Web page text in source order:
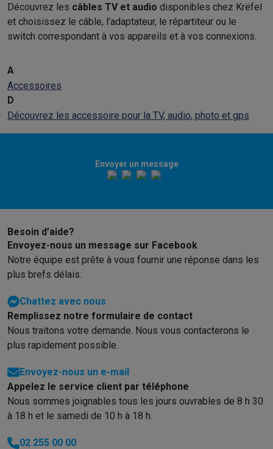
Découvrez les câbles TV et audio disponibles chez Krëfel
et choisissez le câble, l’adaptateur, le répartiteur ou le
switch correspondant à vos appareils et à vos connexions.
A
Accessoires
D
Découvrez les accessoire pour la TV, audio, photo et gps
Envoyer un message
Besoin d’aide?
Envoyez-nous un message sur Facebook
Notre équipe est prête à vous fournir une réponse dans les
plus brefs délais.
Chattez avec nous
Remplissez notre formulaire de contact
Nous traitons votre demande. Nous vous contacterons le
plus rapidement possible.
Envoyez-nous un e-mail
Appelez le service client par téléphone
Nous sommes joignables tous les jours ouvrables de 8 h 30
à 18 h et le samedi de 10 h à 18 h.
02 255 00 00